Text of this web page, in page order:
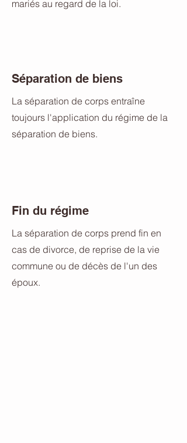
mariés au regard de la loi.
Séparation de biens
La séparation de corps entraîne
toujours l'application du régime de la
séparation de biens.
Fin du régime
La séparation de corps prend fin en
cas de divorce, de reprise de la vie
commune ou de décès de l'un des
époux.